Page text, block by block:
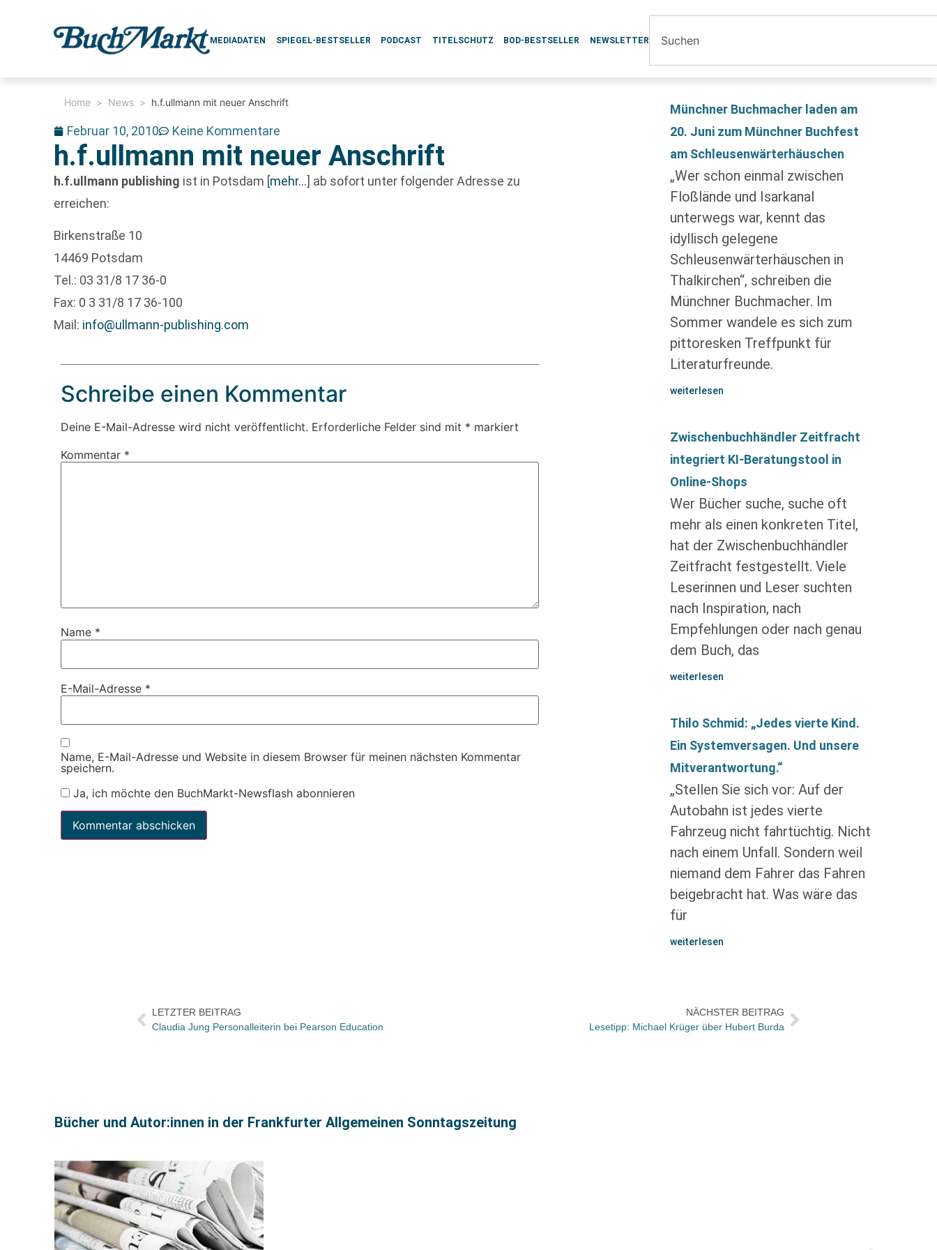
MEDIADATEN SPIEGEL-BESTSELLER PODCAST TITELSCHUTZ BOD-BESTSELLER NEWSLETTER
Home > News > h.f.ullmann mit neuer Anschrift
Februar 10, 2010 Keine Kommentare
h.f.ullmann mit neuer Anschrift
h.f.ullmann publishing ist in Potsdam [mehr…] ab sofort unter folgender Adresse zu
erreichen:
Birkenstraße 10
14469 Potsdam
Tel.: 03 31/8 17 36-0
Fax: 0 3 31/8 17 36-100
Mail: info@ullmann-publishing.com
Schreibe einen Kommentar
Deine E-Mail-Adresse wird nicht veröffentlicht. Erforderliche Felder sind mit * markiert
Kommentar *
Name *
E-Mail-Adresse *
Name, E-Mail-Adresse und Website in diesem Browser für meinen nächsten Kommentar
speichern.
Ja, ich möchte den BuchMarkt-Newsflash abonnieren
Münchner Buchmacher laden am
20. Juni zum Münchner Buchfest
am Schleusenwärterhäuschen
„Wer schon einmal zwischen
Floßlände und Isarkanal
unterwegs war, kennt das
idyllisch gelegene
Schleusenwärterhäuschen in
Thalkirchen“, schreiben die
Münchner Buchmacher. Im
Sommer wandele es sich zum
pittoresken Treffpunkt für
Literaturfreunde.
weiterlesen
Zwischenbuchhändler Zeitfracht
integriert KI-Beratungstool in
Online-Shops
Wer Bücher suche, suche oft
mehr als einen konkreten Titel,
hat der Zwischenbuchhändler
Zeitfracht festgestellt. Viele
Leserinnen und Leser suchten
nach Inspiration, nach
Empfehlungen oder nach genau
dem Buch, das
weiterlesen
Thilo Schmid: „Jedes vierte Kind.
Ein Systemversagen. Und unsere
Mitverantwortung.“
„Stellen Sie sich vor: Auf der
Autobahn ist jedes vierte
Fahrzeug nicht fahrtüchtig. Nicht
nach einem Unfall. Sondern weil
niemand dem Fahrer das Fahren
beigebracht hat. Was wäre das
für
weiterlesen
LETZTER BEITRAG
Claudia Jung Personalleiterin bei Pearson Education
NÄCHSTER BEITRAG
Lesetipp: Michael Krüger über Hubert Burda
Bücher und Autor:innen in der Frankfurter Allgemeinen Sonntagszeitung